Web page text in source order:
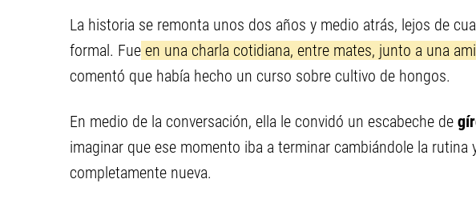
La historia se remonta unos dos años y medio atrás, lejos de
formal. Fue en una charla cotidiana, entre mates, junto a una
comentó que había hecho un curso sobre cultivo de hongos.
En medio de la conversación, ella le convidó un escabeche de
imaginar que ese momento iba a terminar cambiándole la rutina
completamente nueva.